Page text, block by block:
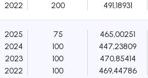
2022
200
491,18931
2025
2024
2023
2022
75
100
100
100
465,00251
447,23809
470,85414
469,44786